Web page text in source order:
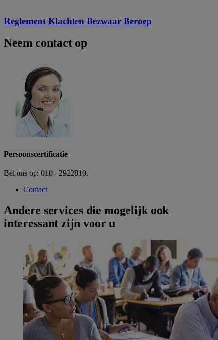
Reglement Klachten Bezwaar Beroep
Neem contact op
Persoonscertificatie
Bel ons op: 010 - 2922810.
Contact
Andere services die mogelijk ook
interessant zijn voor u